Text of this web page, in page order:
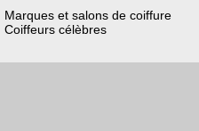
Marques et salons de coiffure
Coiffeurs célèbres